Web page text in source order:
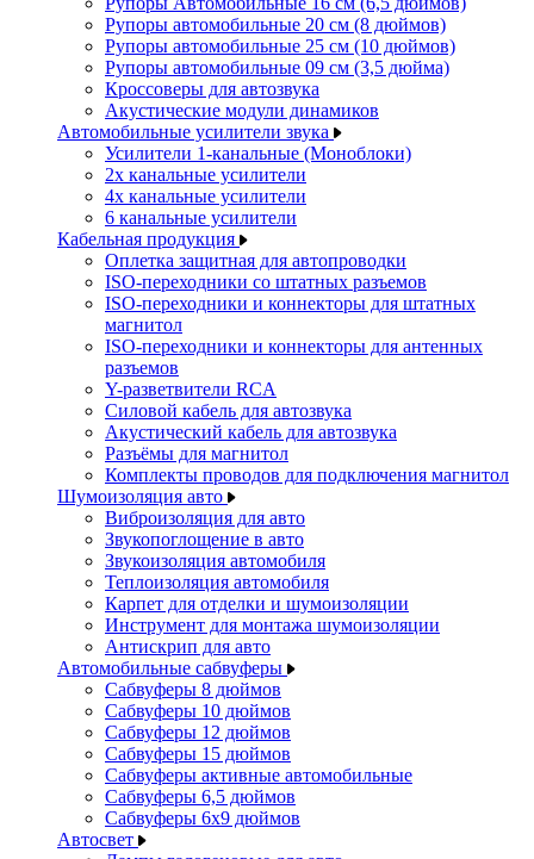
Рупоры автомобильные 20 см (8 дюймов)
Рупоры автомобильные 25 см (10 дюймов)
Рупоры автомобильные 09 см (3,5 дюйма)
Кроссоверы для автозвука
Акустические модули динамиков
Автомобильные усилители звука
Усилители 1-канальные (Моноблоки)
2х канальные усилители
4х канальные усилители
6 канальные усилители
Кабельная продукция
Оплетка защитная для автопроводки
ISO-переходники со штатных разъемов
ISO-переходники и коннекторы для штатных
магнитол
ISO-переходники и коннекторы для антенных
разъемов
Y-разветвители RCA
Силовой кабель для автозвука
Акустический кабель для автозвука
Разъёмы для магнитол
Комплекты проводов для подключения магнитол
Шумоизоляция авто
Виброизоляция для авто
Звукопоглощение в авто
Звукоизоляция автомобиля
Теплоизоляция автомобиля
Карпет для отделки и шумоизоляции
Инструмент для монтажа шумоизоляции
Антискрип для авто
Автомобильные сабвуферы
Сабвуферы 8 дюймов
Сабвуферы 10 дюймов
Сабвуферы 12 дюймов
Сабвуферы 15 дюймов
Сабвуферы активные автомобильные
Сабвуферы 6,5 дюймов
Сабвуферы 6x9 дюймов
Автосвет